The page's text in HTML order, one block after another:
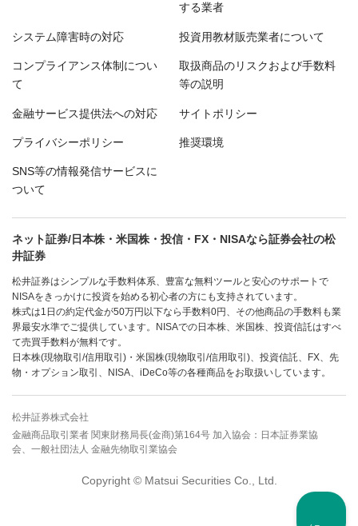
する業者
システム障害時の対応 投資用教材販売業者について
コンプライアンス体制につい
て
取扱商品のリスクおよび手数料
等の説明
金融サービス提供法への対応 サイトポリシー
プライバシーポリシー 推奨環境
SNS等の情報発信サービスに
ついて
ネット証券/日本株・米国株・投信・FX・NISAなら証券会社の松
井証券
松井証券はシンプルな手数料体系、豊富な無料ツールと安心のサポートで
NISAをきっかけに投資を始める初心者の方にも支持されています。
株式は1日の約定代金が50万円以下なら手数料0円、その他商品の手数料も業
界最安水準でご提供しています。NISAでの日本株、米国株、投資信託はすべ
て売買手数料が無料です。
日本株(現物取引/信用取引)・米国株(現物取引/信用取引)、投資信託、FX、先
物・オプション取引、NISA、iDeCo等の各種商品をお取扱いしています。
松井証券株式会社
金融商品取引業者 関東財務局長(金商)第164号 加入協会：日本証券業協
会、一般社団法人 金融先物取引業協会
Copyright © Matsui Securities Co., Ltd.